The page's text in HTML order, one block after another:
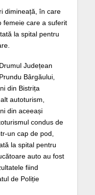
dimineață, în care
femeie care a suferit
la spital pentru
Județean
Bârgăului,
din Bistrița
autoturism,
din aceeași
condus de
un cap de pod,
la spital pentru
auto au fost
fiind
de Poliție